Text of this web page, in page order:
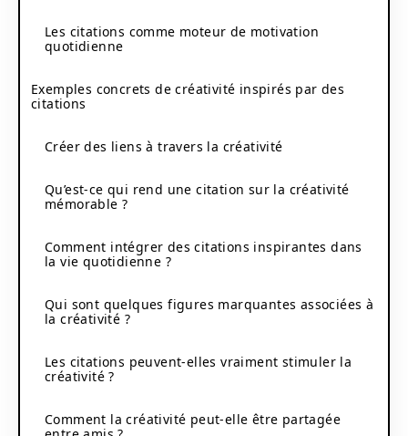
Les citations comme moteur de motivation
quotidienne
Exemples concrets de créativité inspirés par des
citations
Créer des liens à travers la créativité
Qu’est-ce qui rend une citation sur la créativité
mémorable ?
Comment intégrer des citations inspirantes dans
la vie quotidienne ?
Qui sont quelques figures marquantes associées à
la créativité ?
Les citations peuvent-elles vraiment stimuler la
créativité ?
Comment la créativité peut-elle être partagée